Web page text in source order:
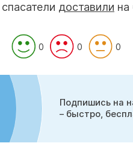
доставили на
0 0 0
Подпишись на
– быстро,